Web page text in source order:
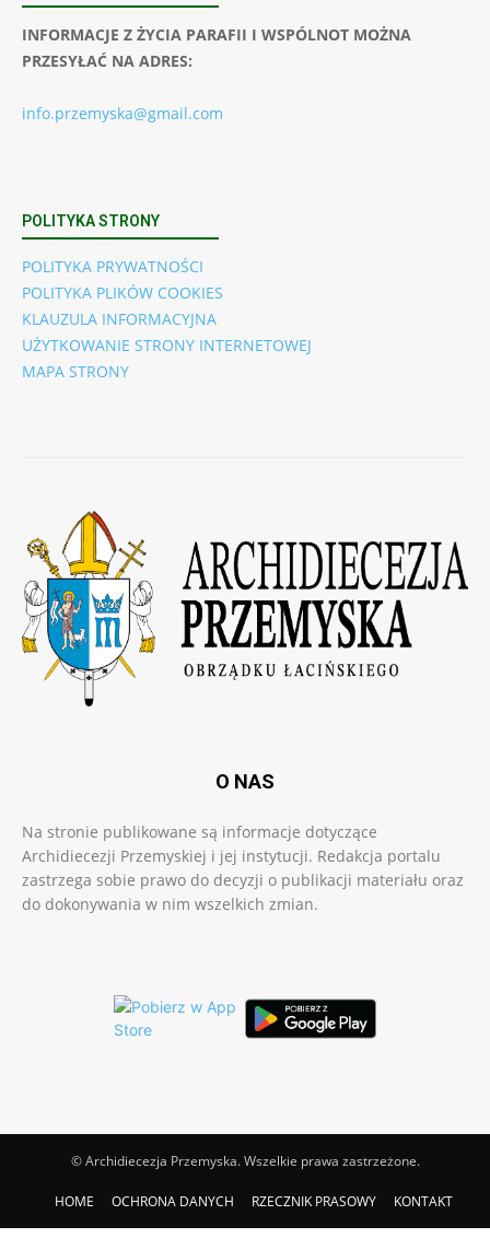
INFORMACJE Z ŻYCIA PARAFII I WSPÓLNOT MOŻNA
PRZESYŁAĆ NA ADRES:
info.przemyska@gmail.com
POLITYKA STRONY
POLITYKA PRYWATNOŚCI
POLITYKA PLIKÓW COOKIES
KLAUZULA INFORMACYJNA
UŻYTKOWANIE STRONY INTERNETOWEJ
MAPA STRONY
O NAS
Na stronie publikowane są informacje dotyczące
Archidiecezji Przemyskiej i jej instytucji. Redakcja portalu
zastrzega sobie prawo do decyzji o publikacji materiału oraz
do dokonywania w nim wszelkich zmian.
© Archidiecezja Przemyska. Wszelkie prawa zastrzeżone.
HOME OCHRONA DANYCH RZECZNIK PRASOWY KONTAKT